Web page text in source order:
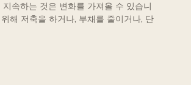
지속하는 것은 변화를 가져올 수 있습니
해 저축을 하거나, 부채를 줄이거나, 단